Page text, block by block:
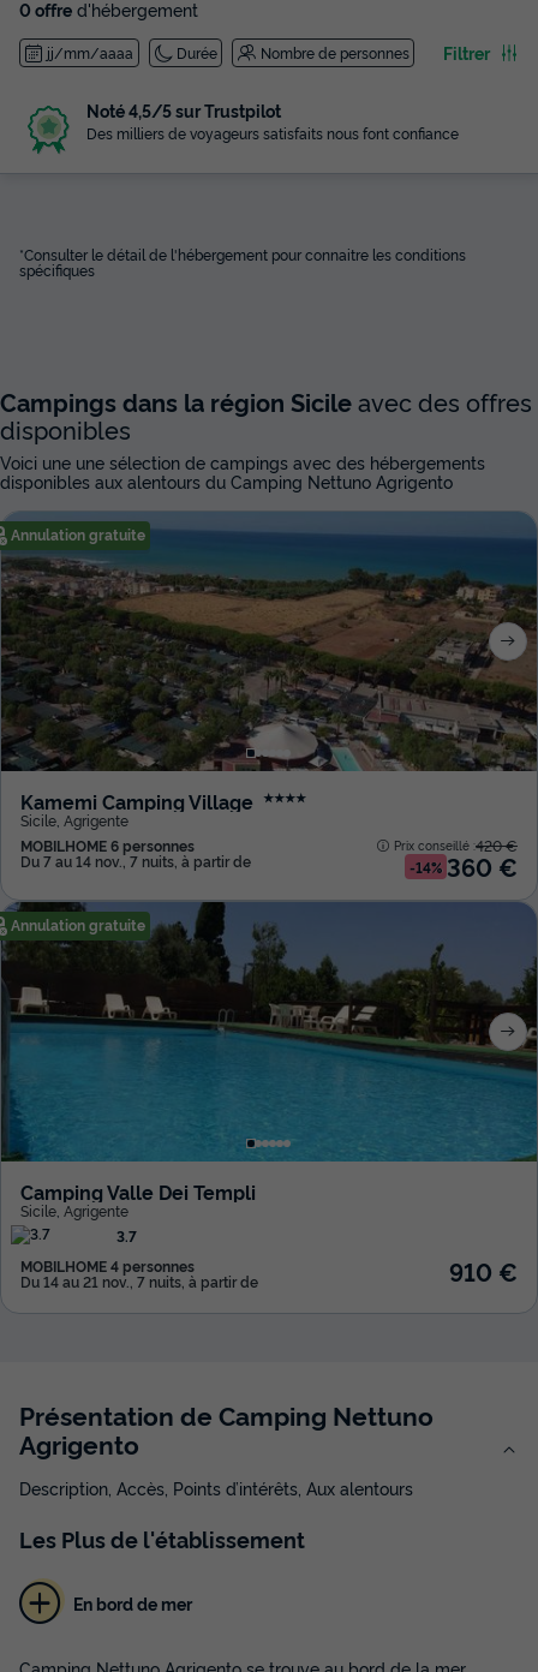
0 offre d'hébergement
jj/mm/aaaa Durée Nombre de personnes Filtrer
Noté 4,5/5 sur Trustpilot
Des milliers de voyageurs satisfaits nous font confiance
*Consulter le détail de l'hébergement pour connaitre les conditions
spécifiques
Campings dans la région Sicileavec des offres
disponibles
Voici une une sélection de campings avec des hébergements
disponibles aux alentours du Camping Nettuno Agrigento
Annulation gratuite
Kamemi Camping Village ★★★★
Sicile Agrigente
MOBILHOME 6 personnes
Du 7 au 14 nov., 7 nuits, à partir de
Prix conseillé :420 €
-14% 360 €
Annulation gratuite
Camping Valle Dei Templi
Sicile Agrigente
3.7
MOBILHOME 4 personnes
Du 14 au 21 nov., 7 nuits, à partir de 910 €
Présentation de Camping Nettuno
Agrigento
Description, Accès, Points d’intérêts, Aux alentours
Les Plusde l'établissement
En bord de mer